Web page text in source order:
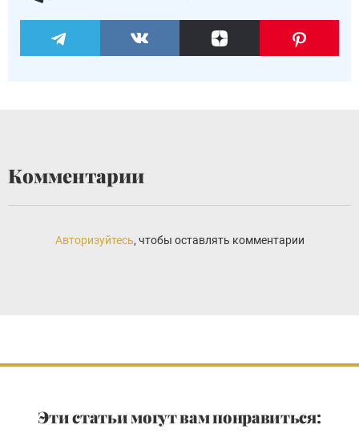
Комментарии
Авторизуйтесь, чтобы оставлять комментарии
Эти статьи могут вам понравиться: